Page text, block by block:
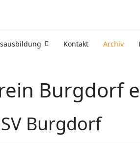
Kontakt Archiv
Burgdorf
Burgdorf